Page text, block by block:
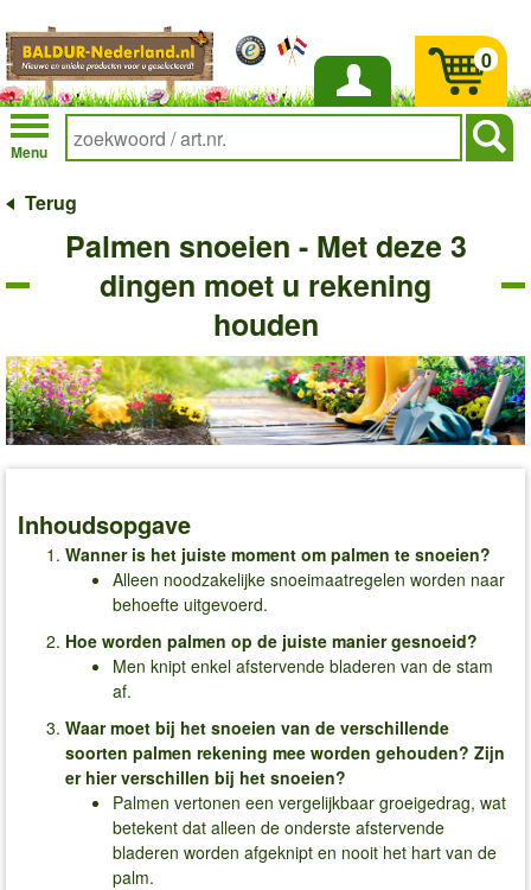
Inloggen
Menu
0
Terug
Palmen snoeien - Met deze 3
dingen moet u rekening
houden
Inhoudsopgave
Wanner is het juiste moment om palmen te snoeien?
Alleen noodzakelijke snoeimaatregelen worden naar
behoefte uitgevoerd.
Hoe worden palmen op de juiste manier gesnoeid?
Men knipt enkel afstervende bladeren van de stam
af.
Waar moet bij het snoeien van de verschillende
soorten palmen rekening mee worden gehouden? Zijn
er hier verschillen bij het snoeien?
Palmen vertonen een vergelijkbaar groeigedrag, wat
betekent dat alleen de onderste afstervende
bladeren worden afgeknipt en nooit het hart van de
palm.